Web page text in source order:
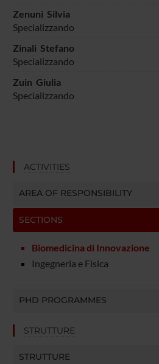
Zenuni Silvia
Specializzando
Zinali Stefano
Specializzando
Zuin Giulia
Specializzando
ACTIVITIES
AREA OF RESPONSIBILITY
SECTIONS
Biomedicina di Innovazione
Ingegneria e Fisica
PHD PROGRAMMES
STRUTTURE
STRUTTURE